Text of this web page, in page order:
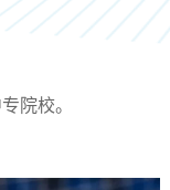
院校。